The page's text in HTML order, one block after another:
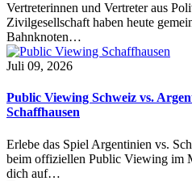
Vertreterinnen und Vertreter aus
Zivilgesellschaft haben heute
Bahnknoten…
Juli 09, 2026
Public Viewing Schweiz vs.
Schaffhausen
Erlebe das Spiel Argentinien vs.
beim offiziellen Public Viewing im
dich auf…